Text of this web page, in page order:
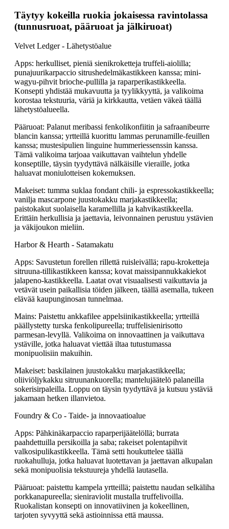
Täytyy kokeilla ruokia jokaisessa ravintolassa
(tunnusruoat, pääruoat ja jälkiruoat)
Velvet Ledger - Lähetystöalue
Apps: herkulliset, pieniä sienikroketteja truffeli-aiolilla;
punajuurikarpaccio sitrushedelmäkastikkeen kanssa; mini-
wagyu-pihvit brioche-pullilla ja raparperikastikkeella.
Konsepti yhdistää mukavuutta ja tyylikkyyttä, ja valikoima
korostaa tekstuuria, väriä ja kirkkautta, vetäen väkeä täällä
lähetystöalueella.
Pääruoat: Palanut meribassi fenkolikonfiitin ja safraanibeurre
blancin kanssa; yrtteillä kuorittu lammas perunamille-feuillen
kanssa; mustesipulien linguine hummeriessenssin kanssa.
Tämä valikoima tarjoaa vaikuttavan vaihtelun yhdelle
konseptille, täysin tyydyttävä nälkäisille vieraille, jotka
haluavat moniulotteisen kokemuksen.
Makeiset: tumma suklaa fondant chili- ja espressokastikkeella;
vanilja mascarpone juustokakku marjakastikkeella;
paistokakut suolaisella karamellilla ja kahvikastikkeella.
Erittäin herkullisia ja jaettavia, leivonnainen perustuu ystävien
ja väkijoukon mieliin.
Harbor & Hearth - Satamakatu
Apps: Savustetun forellen rillettä ruisleivällä; rapu-kroketteja
sitruuna-tillikastikkeen kanssa; kovat maissipannukkakiekot
jalapeno-kastikkeella. Laatat ovat visuaalisesti vaikuttavia ja
vetävät usein paikallisia töiden jälkeen, täällä asemalla, tukeen
elävää kaupunginosan tunnelmaa.
Mains: Paistettu ankkafilee appelsiinikastikkeella; yrtteillä
päällystetty turska fenkolipureella; truffelisienirisotto
parmesan-levyllä. Valikoima on innovaattinen ja vaikuttava
ystäville, jotka haluavat viettää iltaa tutustumassa
monipuolisiin makuihin.
Makeiset: baskilainen juustokakku marjakastikkeella;
oliiviöljykakku sitruunankuorella; mantelujäätelö palaneilla
sokerisirpaleilla. Loppu on täysin tyydyttävä ja kutsuu ystäviä
jakamaan hetken illanvietoa.
Foundry & Co - Taide- ja innovaatioalue
Apps: Pähkinäkarpaccio raparperijäätelöllä; burrata
paahdettuilla persikoilla ja saba; rakeiset polentapihvit
valkosipulikastikkeella. Tämä setti houkuttelee täällä
ruokahulluja, jotka haluavat luotettavan ja jaettavan alkupalan
sekä monipuolisia tekstuureja yhdellä lautasella.
Pääruoat: paistettu kampela yrtteillä; paistettu naudan selkäliha
porkkanapureella; sieniraviolit mustalla truffelivoilla.
Ruokalistan konsepti on innovatiivinen ja kokeellinen,
tarjoten syvyyttä sekä astioinnissa että maussa.